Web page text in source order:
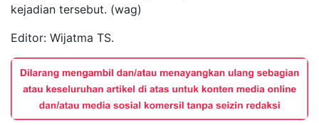
kejadian tersebut. (wag)
Editor: Wijatma TS.